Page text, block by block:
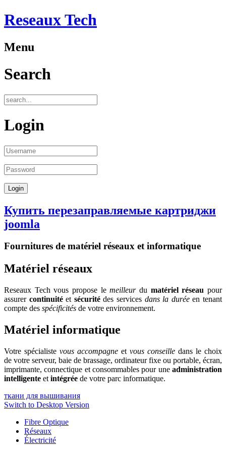
Reseaux Tech
Menu
Search
Login
Купить перезаправляемые картриджи
joomla
Fournitures de matériel réseaux et informatique
Matériel réseaux
Reseaux Tech vous propose lemeilleurdu matériel réseau pour
assurer continuitéet sécuritédes services dans la duréeen tenant
compte des spécificités de votre environnement.
Matériel informatique
Votre spécialiste vous accompagne et vous conseille dans le choix
de votre serveur, baie de brassage, ordinateur fixe ou portable, écran,
imprimante, connectique et consommables pour une administration
intelligente et intégrée de votre parc informatique.
ткани для вышивания
Switch to Desktop Version
Fibre Optique
Réseaux
Électricité